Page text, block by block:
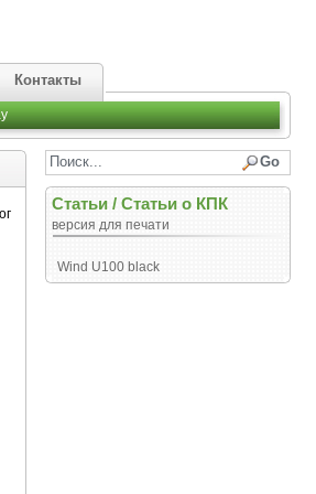
Контакты
Статьи/ Статьи о КПК
версия для печати
Wind U100 black